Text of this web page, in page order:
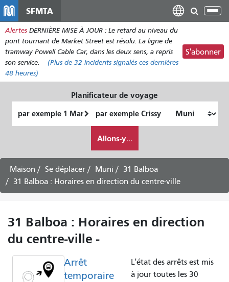
contenu
principal
SFMTA
Alertes DERNIÈRE MISE À JOUR : Le retard au niveau du
pont tournant de Market Street est résolu. La ligne de
tramway Powell Cable Car, dans les deux sens, a repris
son service.
(Plus de 32 incidents signalés ces dernières
48 heures)
S'abonner
Planificateur de voyage
de
final
je
veux
voyager
Allons-y...
Maison Se déplacer Muni
31 Balboa
31 Balboa : Horaires en direction du centre-ville
31 Balboa : Horaires en direction
du centre-ville -
Arrêt
temporaire
L'état des arrêts est mis
à jour toutes les 30